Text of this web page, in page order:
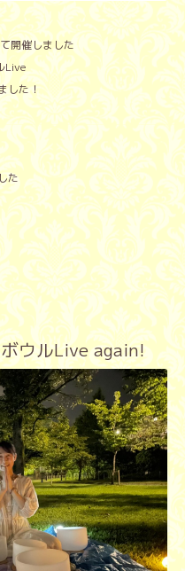
開催しました
Live
した！
た
ウルLive again!